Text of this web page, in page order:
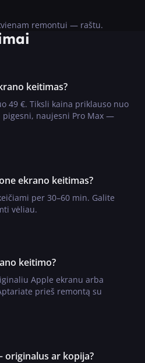
remontui — raštu.
keitimas?
49 €. Tiksli kaina priklauso nuo
naujesni Pro Max —
ekrano keitimas?
per 30–60 min. Galite
vėliau.
keitimo?
Apple ekranu arba
prieš remontą su
ar kopija?